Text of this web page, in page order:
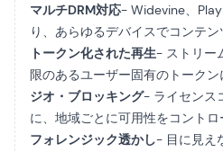
マルチDRM対応- Widevine、
り、あらゆるデバイスでコンテン
トークン化された再生- ストリー
限のあるユーザー固有のトークン
ジオ・ブロッキング- ライセンス
に、地域ごとに可用性をコントロ
フォレンジック透かし- 目に見え